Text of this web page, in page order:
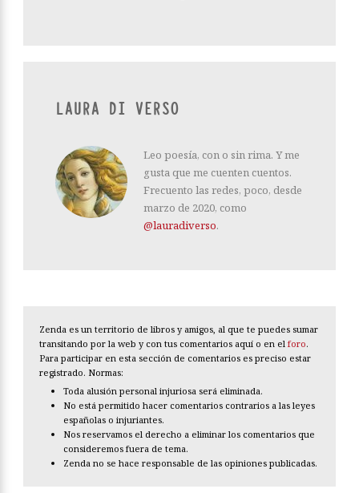
LAURA DI VERSO
Leo poesía, con o sin rima. Y me
gusta que me cuenten cuentos.
Frecuento las redes, poco, desde
marzo de 2020, como
@lauradiverso.
Zenda es un territorio de libros y amigos, al que te puedes sumar
transitando por la web y con tus comentarios aquí o en el foro.
Para participar en esta sección de comentarios es preciso estar
registrado. Normas:
Toda alusión personal injuriosa será eliminada.
No está permitido hacer comentarios contrarios a las leyes
españolas o injuriantes.
Nos reservamos el derecho a eliminar los comentarios que
consideremos fuera de tema.
Zenda no se hace responsable de las opiniones publicadas.